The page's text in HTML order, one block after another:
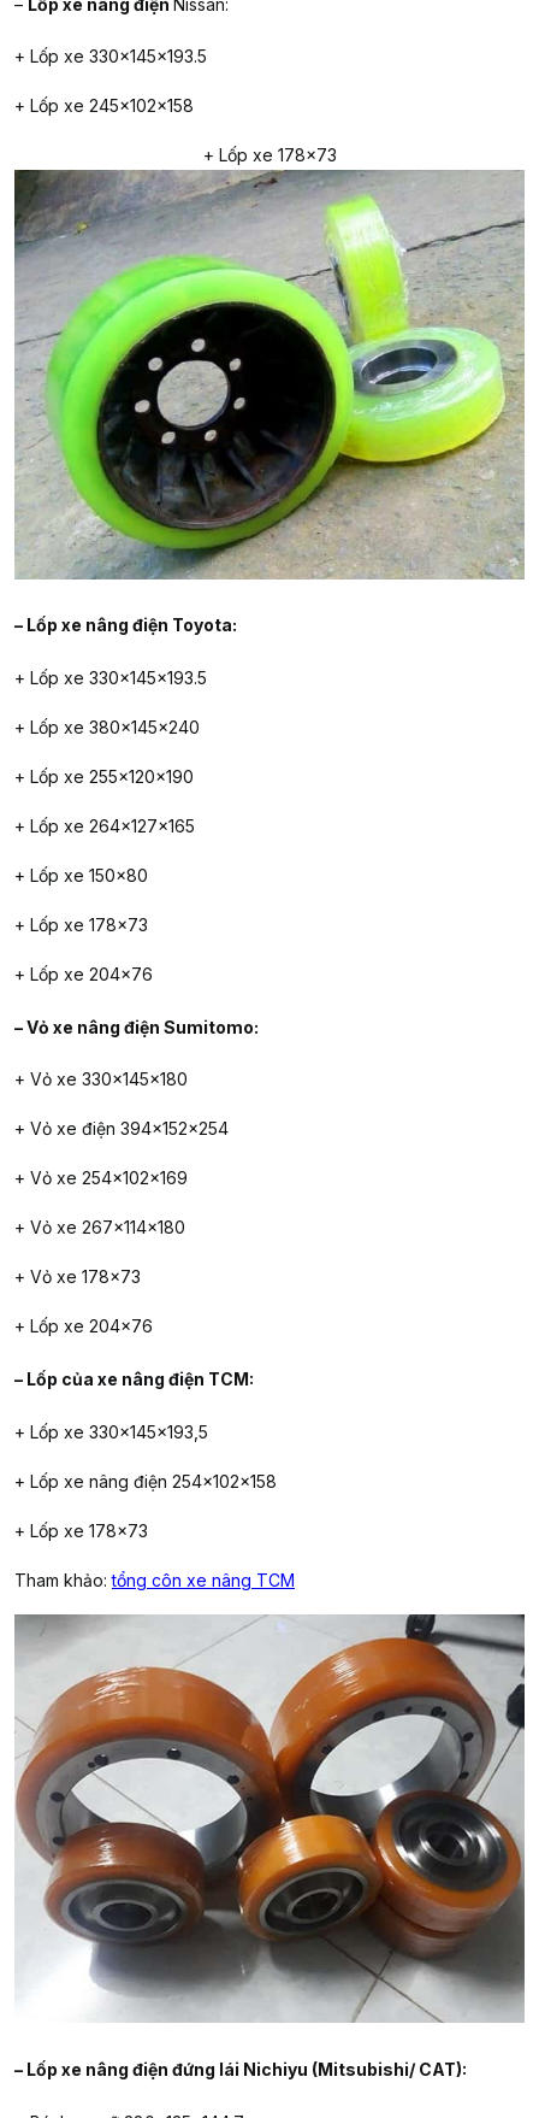
+ Lốp xe 330x145x193.5
+ Lốp xe 245x102x158
+ Lốp xe 178×73
– Lốp xe nâng điện Toyota:
+ Lốp xe 330x145x193.5
+ Lốp xe 380x145x240
+ Lốp xe 255x120x190
+ Lốp xe 264x127x165
+ Lốp xe 150×80
+ Lốp xe 178×73
+ Lốp xe 204×76
– Vỏ xe nâng điện Sumitomo:
+ Vỏ xe 330x145x180
+ Vỏ xe điện 394x152x254
+ Vỏ xe 254x102x169
+ Vỏ xe 267x114x180
+ Vỏ xe 178×73
+ Lốp xe 204×76
– Lốp của xe nâng điện TCM:
+ Lốp xe 330x145x193,5
+ Lốp xe nâng điện 254x102x158
+ Lốp xe 178×73
Tham khảo:tổng côn xe nâng TCM
– Lốp xe nâng điện đứng lái Nichiyu (Mitsubishi/ CAT):